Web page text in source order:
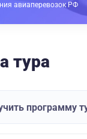
авиаперевозок РФ
тура
программу